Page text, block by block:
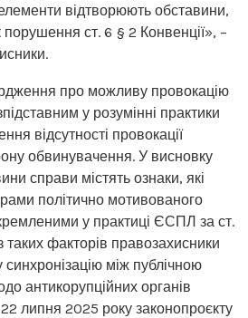
елементи відтворюють обставини,
ст. 6 § 2 Конвенції», –
про можливу провокацію
у розумінні практики
відсутності провокації
обвинувачення. У висновку
справи містять ознаки, які
політично мотивованого
у практиці ЄСПЛ за ст.
таких факторів правозахисники
синхронізацію між публічною
антикорупційних органів
липня 2025 року законопроєкту